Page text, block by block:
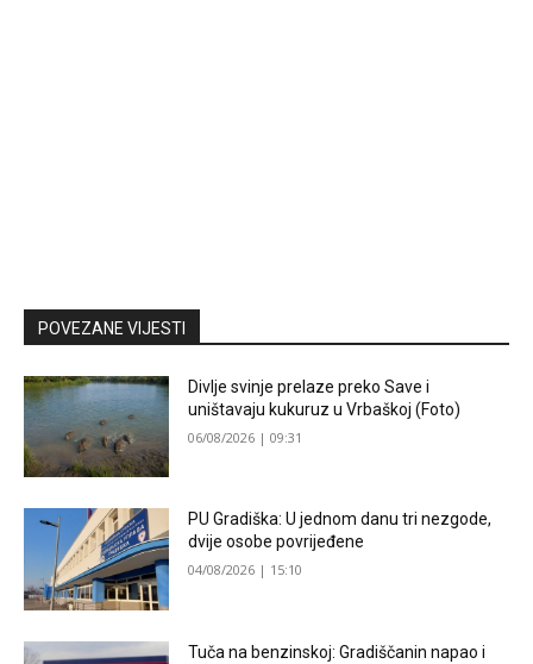
POVEZANE VIJESTI
Divlje svinje prelaze preko Save i
uništavaju kukuruz u Vrbaškoj (Foto)
06/08/2026 | 09:31
PU Gradiška: U jednom danu tri nezgode,
dvije osobe povrijeđene
04/08/2026 | 15:10
Tuča na benzinskoj: Gradiščanin napao i